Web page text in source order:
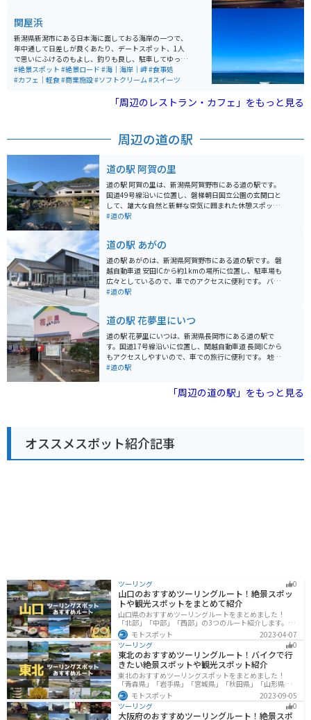
しむことができる場所です。
関屋浜
新潟県新潟市にある日本海に面しておる海岸の一つで、
年中通して日差しが良くあたり、デートスポット、1人
で思いにふけるのもよし、釣りも良し、駐車してゆっく
りするも良し、海で水遊びも良し、夏にはビーチクリー
ンや海の家、サップ、マリンスポーツもできて非常に人
にはジェラート屋さんや水族館、新潟の都心部である古
#絶景スポット #絶景ロード #海｜海岸｜岬#食事処
#カフェ｜軽食#商業施設#ソフトクリーム#スイーツ
「周辺のレストラン・カフェ」をもっと見る
周辺の道の駅
道の駅 阿賀の里
道の駅 阿賀の里は、新潟県阿賀野市にある道の駅です。
国道49号線沿いに位置し、磐梯朝日国立公園の玄関口と
して、雄大な自然と新鮮な空気に囲まれた休憩スポット
です。 地元の農産物直売所では、地元でとれた新鮮な野
数多く販売されています。また、レストランでは、地元
産の食材を使った郷土料理や、手打ちそばなどが楽しめ
ます。 バイクで訪れる場合、道の駅には広い駐車場が完
備されているので安心です。周辺には、磐梯吾妻スカイ
ラインや奥只見シルバーラインなど、景観の美しいワイ
で、地元の美味しいものを味わったり、景色を楽しんだ
り、ゆっくりと休憩できる場所です。ドライブやツーリ
ングの途中に、ぜひお立ち寄りください。
#道の駅
道の駅 あがの
道の駅 あがのは、新潟県阿賀野市にある道の駅です。 磐
越自動車道 安田ICから約1kmの場所に位置し、駐車場も
広々としているので、車でのアクセスに便利です。 バイ
クで行く場合でも、駐車場に余裕があるので安心して停
ドライブ中の休憩スポットとして人気があります。 特産
品としては、地元産コシヒカリや新鮮な野菜、笹団子な
どが人気です。 周辺には、五頭温泉郷や安田瓦ロードな
ど、観光スポットも点在しているので、観光拠点として
も利用できます。 特に五頭温泉郷は、開湯1300年の歴史
田字飯田2038-1 電話番号：0250-68-7736
#道の駅
道の駅 花夢里にいつ
道の駅 花夢里にいつは、新潟県長岡市にある道の駅で
す。国道17号線沿いに位置し、関越自動車道 長岡ICから
もアクセスしやすいので、車での旅行に便利です。 地元
の農産物直売所では、新鮮な野菜や果物を買うことがで
すすめです。また、レストランでは、へぎそばなど、地
元の食材を使った料理を楽しむことができます。 バイク
ょう。周辺には、悠久山公園など、自然豊かな観光スポ
ットも点在しているので、ツーリングの拠点としても最
適です。 道の駅 花夢里にいつは、地元の魅力が詰まった
#道の駅
「周辺の道の駅」をもっと見る
オススメスポット紹介記事
ツーリング 0
山口のおすすめツーリングルート！絶景スポッ
トや観光スポットをまとめて紹介
山口県のおすすめツーリングルートをまとめました！
「北部」「中部」「西部」の3つのルート紹介します。美
しい海岸線や山々を楽しむことができます。バイクで山
口県にツーリングに行く際は参考にしてください。
モトスポット
2023-04-07
ツーリング
0
東北のおすすめツーリングルート！バイクで行
きたい絶景スポットや観光スポット紹介
東北のおすすめツーリングスポットをまとめました！
「青森県」「岩手県」「宮城県」「秋田県」「山形県」
「福島県」の各県の観光地紹介します。自然豊かな山々
や湖、温泉地が点在し、四季折々の景色を楽しめるスポ
ットが多数あります。バイクで東北にツーリングに行く
際は参考にしてください。
モトスポット
2023-09-05
ツーリング
0
大阪府のおすすめツーリングルート！絶景スポ